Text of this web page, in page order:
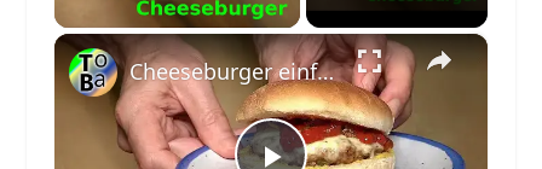
×
Cheeseburger einfach & schnell zubereiten